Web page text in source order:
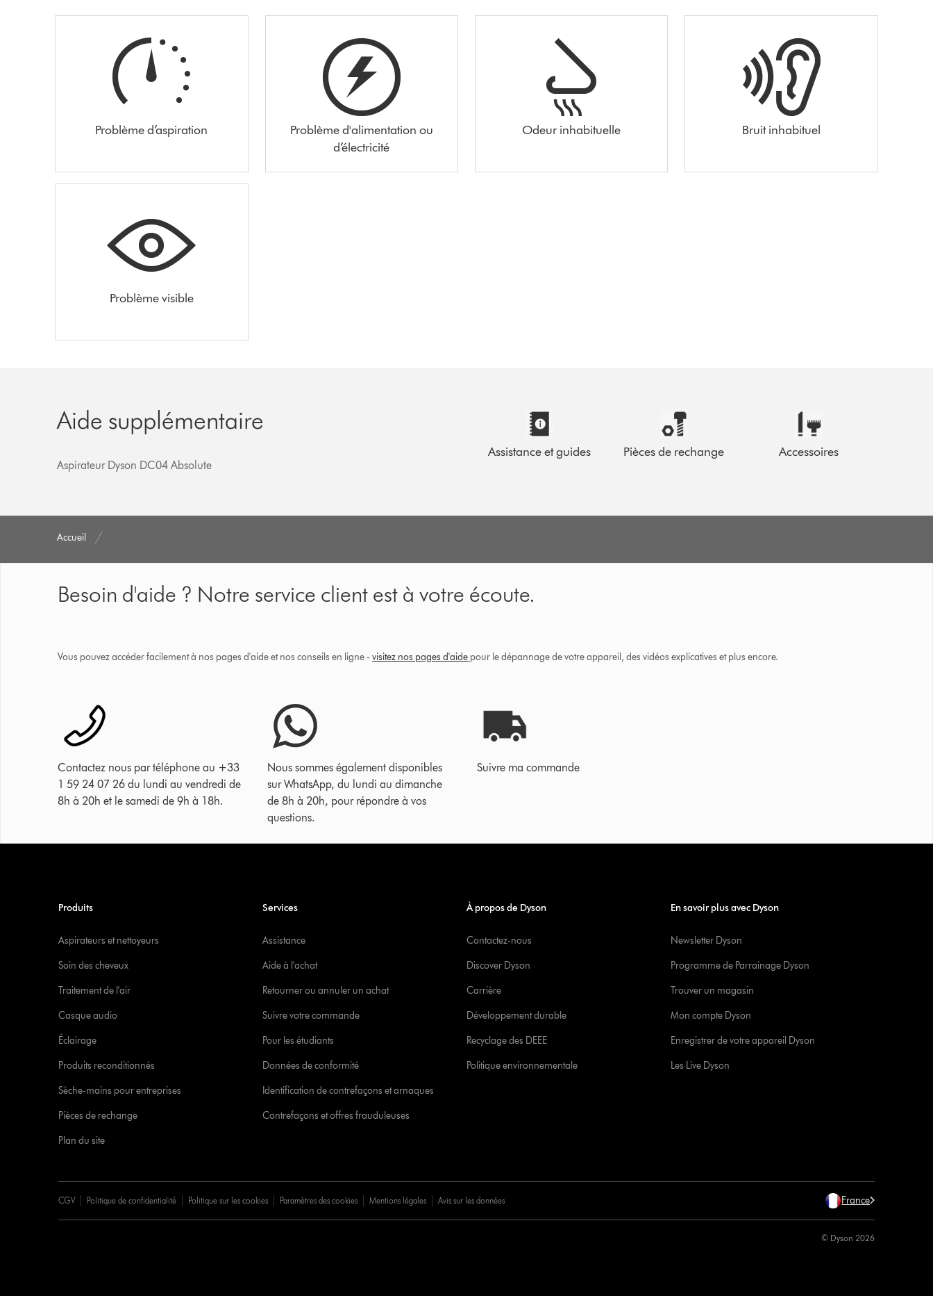
Problème d’aspiration
Problème d'alimentation ou
d’électricité
Odeur inhabituelle Bruit inhabituel
Problème visible
Aide supplémentaire
Aspirateur Dyson DC04 Absolute
Assistance et guides Pièces de rechange Accessoires
Accueil
Besoin d'aide ? Notre service client est à votre écoute.
Vous pouvez accéder facilement à nos pages d'aide et nos conseils en ligne - visitez nos pages d'aide pour le dépannage de votre appareil, des vidéos explicatives et plus encore.
Contactez nous par téléphone au +33
1 59 24 07 26 du lundi au vendredi de
8h à 20h et le samedi de 9h à 18h.
Nous sommes également disponibles
sur WhatsApp, du lundi au dimanche
de 8h à 20h, pour répondre à vos
questions.
Suivre ma commande
Produits
Aspirateurs et nettoyeurs
Soin des cheveux
Traitement de l'air
Casque audio
Éclairage
Produits reconditionnés
Sèche-mains pour entreprises
Pièces de rechange
Plan du site
Services
Assistance
Aide à l'achat
Retourner ou annuler un achat
Suivre votre commande
Pour les étudiants
Données de conformité
Identification de contrefaçons et arnaques
Contrefaçons et offres frauduleuses
À propos de Dyson
Contactez-nous
Discover Dyson
Carrière
Développement durable
Recyclage des DEEE
Politique environnementale
En savoir plus avec Dyson
Newsletter Dyson
Programme de Parrainage Dyson
Trouver un magasin
Mon compte Dyson
Enregistrer de votre appareil Dyson
Les Live Dyson
CGV Politique de confidentialité Politique sur les cookies Paramètres des cookies Mentions légales Avis sur les données France
© Dyson 2026